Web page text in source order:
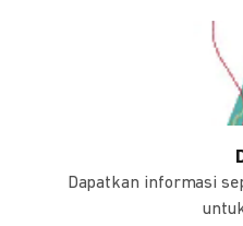
Dapatkan informasi